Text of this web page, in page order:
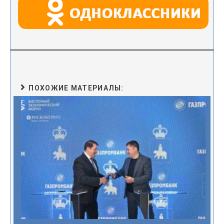
ПОХОЖИЕ МАТЕРИАЛЫ: